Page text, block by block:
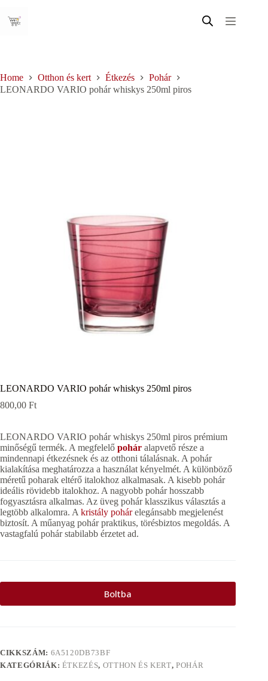
content
Home Otthon és kert Étkezés
Pohár
LEONARDO VARIO pohár whiskys 250ml piros
LEONARDO VARIO pohár whiskys 250ml piros
800,00 Ft
LEONARDO VARIO pohár whiskys 250ml piros prémium
minőségű termék. A megfelelő pohár alapvető része a
mindennapi étkezésnek és az otthoni tálalásnak. A pohár
kialakítása meghatározza a használat kényelmét. A különböző
méretű poharak eltérő italokhoz alkalmasak. A kisebb pohár
ideális rövidebb italokhoz. A nagyobb pohár hosszabb
fogyasztásra alkalmas. Az üveg pohár klasszikus választás a
legtöbb alkalomra. A kristály pohárelegánsabb megjelenést
biztosít. A műanyag pohár praktikus, törésbiztos megoldás. A
vastagfalú pohár stabilabb érzetet ad.
Boltba
CIKKSZÁM: 6A5120DB73BF
KATEGÓRIÁK: ÉTKEZÉS, OTTHON ÉS KERT,POHÁR